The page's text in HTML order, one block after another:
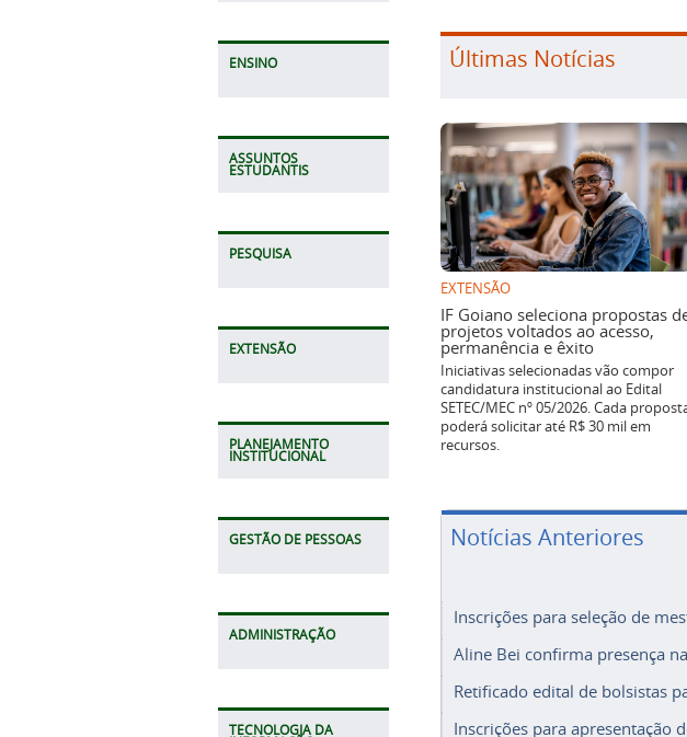
ENSINO
ASSUNTOS
ESTUDANTIS
PESQUISA
EXTENSÃO
PLANEJAMENTO
INSTITUCIONAL
GESTÃO DE PESSOAS
ADMINISTRAÇÃO
TECNOLOGIA DA
Últimas Notícias
EXTENSÃO
IF Goiano seleciona propostas
projetos voltados ao acesso,
permanência e êxito
Iniciativas selecionadas vão compor
candidatura institucional ao Edital
SETEC/MEC nº 05/2026. Cada
poderá solicitar até R$ 30 mil em
recursos.
Notícias Anteriores
Inscrições para seleção de
Aline Bei confirma presença
Retificado edital de bolsistas
Inscrições para apresentação